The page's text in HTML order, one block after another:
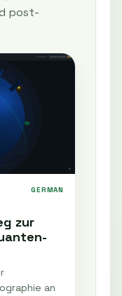
post-
GERMAN
zur
an